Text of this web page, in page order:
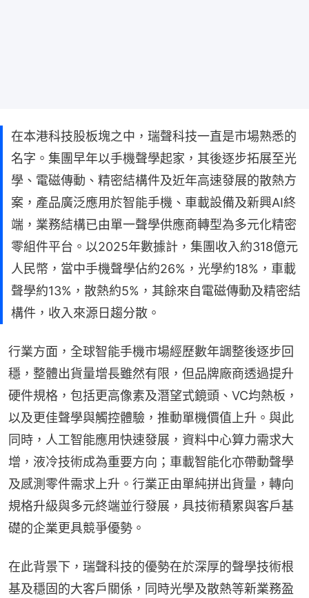
在本港科技股板塊之中，瑞聲科技一直是市場熟悉的
名字。集團早年以手機聲學起家，其後逐步拓展至光
學、電磁傳動、精密結構件及近年高速發展的散熱方
案，產品廣泛應用於智能手機、車載設備及新興AI終
端，業務結構已由單一聲學供應商轉型為多元化精密
零組件平台。以2025年數據計，集團收入約318億元
人民幣，當中手機聲學佔約26%，光學約18%，車載
聲學約13%，散熱約5%，其餘來自電磁傳動及精密結
構件，收入來源日趨分散。
行業方面，全球智能手機市場經歷數年調整後逐步回
穩，整體出貨量增長雖然有限，但品牌廠商透過提升
硬件規格，包括更高像素及潛望式鏡頭、VC均熱板，
以及更佳聲學與觸控體驗，推動單機價值上升。與此
同時，人工智能應用快速發展，資料中心算力需求大
增，液冷技術成為重要方向；車載智能化亦帶動聲學
及感測零件需求上升。行業正由單純拼出貨量，轉向
規格升級與多元終端並行發展，具技術積累與客戶基
礎的企業更具競爭優勢。
在此背景下，瑞聲科技的優勢在於深厚的聲學技術根
基及穩固的大客戶關係，同時光學及散熱等新業務盈